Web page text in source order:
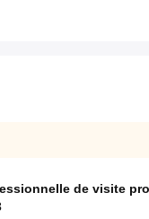
de visite